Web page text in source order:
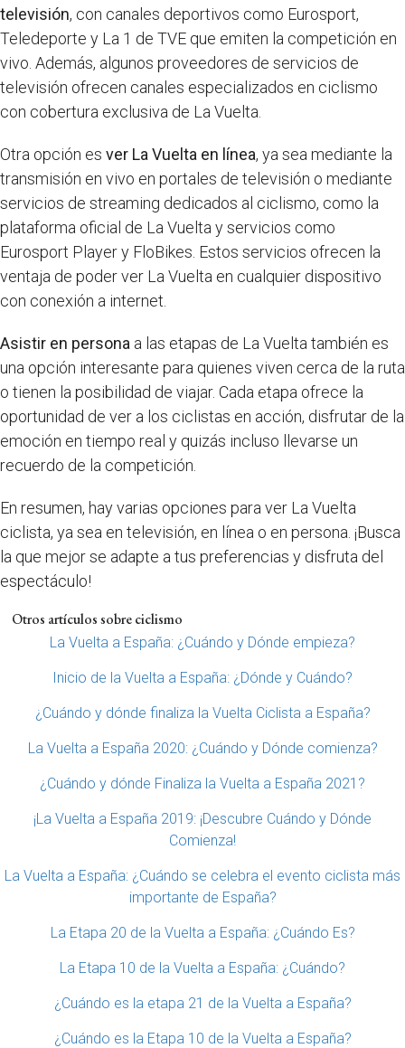
televisión, con canales deportivos como Eurosport,
Teledeporte y La 1 de TVE que emiten la competición en
vivo. Además, algunos proveedores de servicios de
televisión ofrecen canales especializados en ciclismo
con cobertura exclusiva de La Vuelta.
Otra opción es ver La Vuelta en línea, ya sea mediante la
transmisión en vivo en portales de televisión o mediante
servicios de streaming dedicados al ciclismo, como la
plataforma oficial de La Vuelta y servicios como
Eurosport Player y FloBikes. Estos servicios ofrecen la
ventaja de poder ver La Vuelta en cualquier dispositivo
con conexión a internet.
Asistir en persona a las etapas de La Vuelta también es
una opción interesante para quienes viven cerca de la ruta
o tienen la posibilidad de viajar. Cada etapa ofrece la
oportunidad de ver a los ciclistas en acción, disfrutar de la
emoción en tiempo real y quizás incluso llevarse un
recuerdo de la competición.
En resumen, hay varias opciones para ver La Vuelta
ciclista, ya sea en televisión, en línea o en persona. ¡Busca
la que mejor se adapte a tus preferencias y disfruta del
espectáculo!
Otros artículos sobre ciclismo
La Vuelta a España: ¿Cuándo y Dónde empieza?
Inicio de la Vuelta a España: ¿Dónde y Cuándo?
¿Cuándo y dónde finaliza la Vuelta Ciclista a España?
La Vuelta a España 2020: ¿Cuándo y Dónde comienza?
¿Cuándo y dónde Finaliza la Vuelta a España 2021?
¡La Vuelta a España 2019: ¡Descubre Cuándo y Dónde
Comienza!
La Vuelta a España: ¿Cuándo se celebra el evento ciclista más
importante de España?
La Etapa 20 de la Vuelta a España: ¿Cuándo Es?
La Etapa 10 de la Vuelta a España: ¿Cuándo?
¿Cuándo es la etapa 21 de la Vuelta a España?
¿Cuándo es la Etapa 10 de la Vuelta a España?